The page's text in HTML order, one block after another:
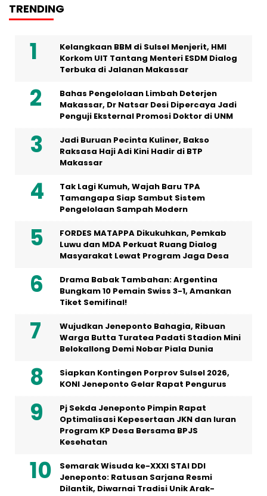
TRENDING
Kelangkaan BBM di Sulsel Menjerit, HMI
Korkom UIT Tantang Menteri ESDM Dialog
Terbuka di Jalanan Makassar
Bahas Pengelolaan Limbah Deterjen
Makassar, Dr Natsar Desi Dipercaya Jadi
Penguji Eksternal Promosi Doktor di UNM
Jadi Buruan Pecinta Kuliner, Bakso
Raksasa Haji Adi Kini Hadir di BTP
Makassar
Tak Lagi Kumuh, Wajah Baru TPA
Tamangapa Siap Sambut Sistem
Pengelolaan Sampah Modern
FORDES MATAPPA Dikukuhkan, Pemkab
Luwu dan MDA Perkuat Ruang Dialog
Masyarakat Lewat Program Jaga Desa
Drama Babak Tambahan: Argentina
Bungkam 10 Pemain Swiss 3-1, Amankan
Tiket Semifinal!
Wujudkan Jeneponto Bahagia, Ribuan
Warga Butta Turatea Padati Stadion Mini
Belokallong Demi Nobar Piala Dunia
Siapkan Kontingen Porprov Sulsel 2026,
KONI Jeneponto Gelar Rapat Pengurus
Pj Sekda Jeneponto Pimpin Rapat
Optimalisasi Kepesertaan JKN dan Iuran
Program KP Desa Bersama BPJS
Kesehatan
Semarak Wisuda ke-XXXI STAI DDI
Jeneponto: Ratusan Sarjana Resmi
Dilantik, Diwarnai Tradisi Unik Arak-